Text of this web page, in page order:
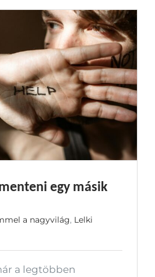
egy másik
a nagyvilág, Lelki
a legtöbben